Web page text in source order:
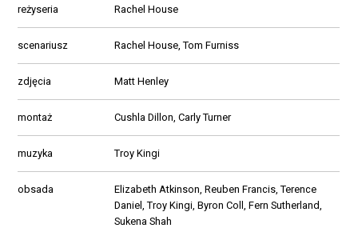
reżyseria Rachel House
scenariusz Rachel House, Tom Furniss
zdjęcia Matt Henley
montaż Cushla Dillon, Carly Turner
muzyka Troy Kingi
obsada
Elizabeth Atkinson, Reuben Francis, Terence
Daniel, Troy Kingi, Byron Coll, Fern Sutherland,
Sukena Shah